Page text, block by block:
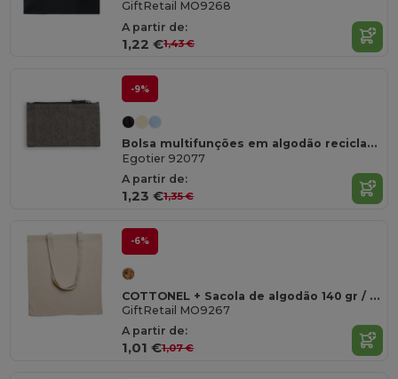
GiftRetail MO9268
A partir de:
1,22 €1,43 €
-9%
Bolsa multifunções em algodão reciclado (70%) e poliéster (30% rPET) (140 g/m²)
Egotier 92077
A partir de:
1,23 €1,35 €
-6%
COTTONEL + Sacola de algodão 140 gr / m²
GiftRetail MO9267
A partir de:
1,01 €1,07 €